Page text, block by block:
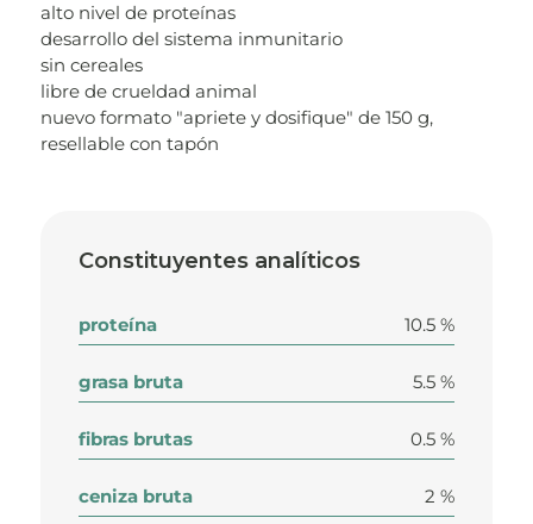
alto nivel de proteínas
desarrollo del sistema inmunitario
sin cereales
libre de crueldad animal
nuevo formato "apriete y dosifique" de 150 g,
resellable con tapón
Constituyentes analíticos
proteína 10.5 %
grasa bruta 5.5 %
fibras brutas 0.5 %
ceniza bruta 2 %